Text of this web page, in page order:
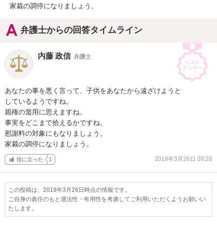
家裁の調停になりましょう。
弁護士からの回答タイムライン
内藤 政信 弁護士
あなたの事を悪く言って、子供をあなたから遠ざけようと
しているようですね。
親権の濫用に思えますね。
事実をどこまで拾えるかですね。
慰謝料の対象にもなりましょう。
家裁の調停になりましょう。
役に立った 1 2018年3月26日 09:28
この投稿は、2018年3月26日時点の情報です。
ご自身の責任のもと適法性・有用性を考慮してご利用いただくようお願いい
たします。